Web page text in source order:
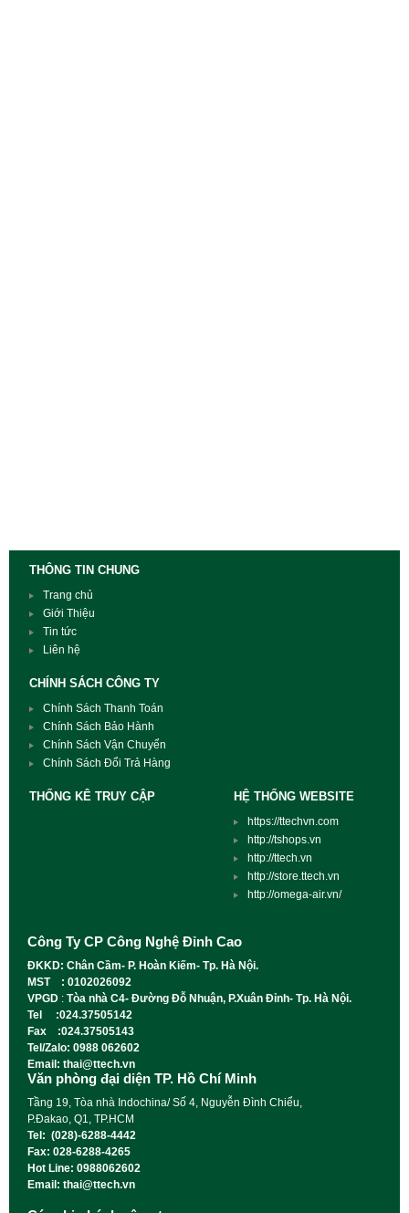
THÔNG TIN CHUNG
Trang chủ
Giới Thiệu
Tin tức
Liên hệ
CHÍNH SÁCH CÔNG TY
Chính Sách Thanh Toán
Chính Sách Bảo Hành
Chính Sách Vận Chuyển
Chính Sách Đổi Trả Hàng
THỐNG KÊ TRUY CẬP HỆ THỐNG WEBSITE
https://ttechvn.com
http://tshops.vn
http://ttech.vn
http://store.ttech.vn
http://omega-air.vn/
Công Ty CP Công Nghệ Đỉnh Cao
ĐKKD: Chân Cầm- P. Hoàn Kiếm- Tp. Hà Nội.
MST : 0102026092
VPGD : Tòa nhà C4- Đường Đỗ Nhuận, P.Xuân Đỉnh- Tp. Hà Nội.
Tel :024.37505142
Fax :024.37505143
Tel/Zalo: 0988 062602
Email: thai@ttech.vn
Văn phòng đại diện TP. Hồ Chí Minh
Tầng 19, Tòa nhà Indochina/ Số 4, Nguyễn Đình Chiểu,
P.Đakao, Q1, TP.HCM
Tel: (028)-6288-4442
Fax: 028-6288-4265
Hot Line: 0988062602
Email: thai@ttech.vn